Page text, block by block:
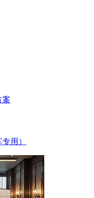
案
用）